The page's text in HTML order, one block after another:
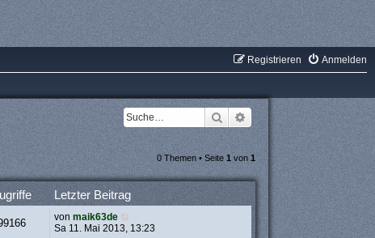
Anmelden
Registrieren
Suche
Erweiterte Suche
0 Themen • Seite1 von1
Letzter Beitrag
vonmaik63de
Sa 11. Mai 2013, 13:23